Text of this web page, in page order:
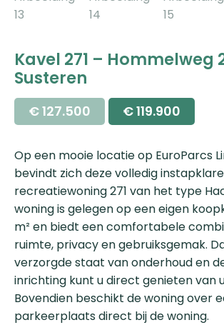
Kavel 271 – Hommelweg
Susteren
€127.500
Oorspronkelijke
prijs
was:
€ 127.500.
€119.900
prijs
€
Op een mooie locatie op EuroParcs
bevindt zich deze volledig instapklare
recreatiewoning 271 van het type
woning is gelegen op een eigen
m² en biedt een comfortabele
ruimte, privacy en gebruiksgemak.
verzorgde staat van onderhoud en
inrichting kunt u direct genieten van
Bovendien beschikt de woning over
parkeerplaats direct bij de woning.